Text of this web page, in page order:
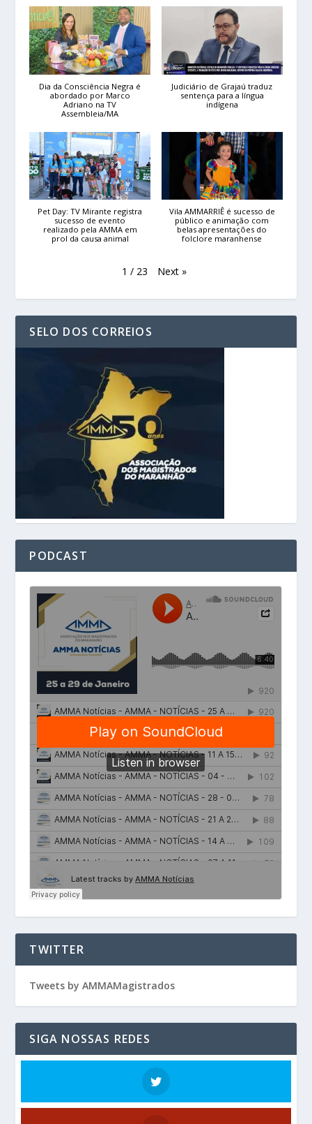
Dia da Consciência Negra é
abordado por Marco
Adriano na TV
Assembleia/MA
Judiciário de Grajaú traduz
sentença para a língua
indígena
Pet Day: TV Mirante registra
sucesso de evento
realizado pela AMMA em
prol da causa animal
Vila AMMARRIÊ é sucesso de
público e animação com
belas apresentações do
folclore maranhense
1 / 23 Next »
SELO DOS CORREIOS
PODCAST
TWITTER
Tweets by AMMAMagistrados
SIGA NOSSAS REDES